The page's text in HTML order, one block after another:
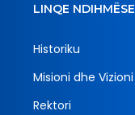
LINQE NDIHMËSE
Historiku
Misioni dhe Vizioni
Rektori